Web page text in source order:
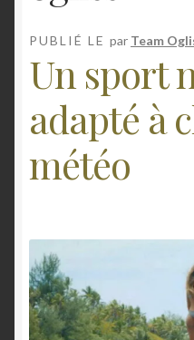
Mon compte
E-foil
Contact
PUBLIÉ LE par Team
Un sport
adapté à
météo